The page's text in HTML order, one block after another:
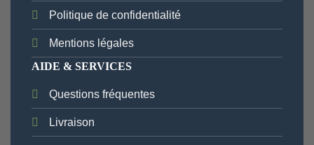
Politique de confidentialité
Mentions légales
AIDE & SERVICES
Questions fréquentes
Livraison